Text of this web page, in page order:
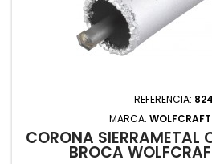
REFERENCIA:
MARCA:
CORONA SIERRAMETAL
BROCA